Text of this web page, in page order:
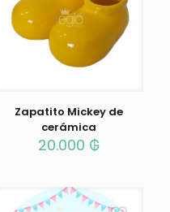
Zapatito Mickey de
cerámica
20.000 ₲